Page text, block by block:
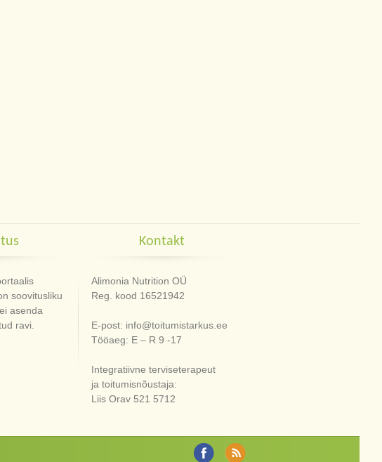
soovitusliku
asenda
ravi.
Kontakt
Alimonia Nutrition OÜ
Reg. kood 16521942
E-post: info@toitumistarkus.ee
Tööaeg: E – R 9 -17
Integratiivne terviseterapeut
ja toitumisnõustaja:
Liis Orav 521 5712